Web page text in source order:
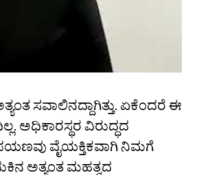
ಸವಾಲಿನದ್ದಾಗಿತ್ತು. ಏಕೆಂದರೆ ಈ
ಅಧಿಕಾರಸ್ಥರ ವಿರುದ್ಧದ
ಪಯಣವು ವೈಯಕ್ತಿಕವಾಗಿ ನಿಮಗೆ
ಅತ್ಯಂತ ಮಹತ್ವದ